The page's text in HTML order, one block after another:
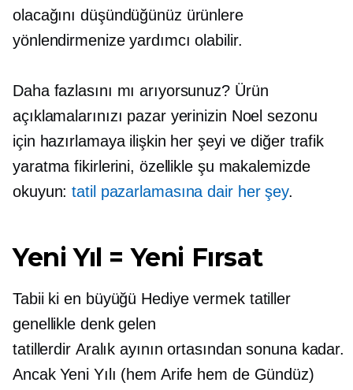
olacağını düşündüğünüz ürünlere
yönlendirmenize yardımcı olabilir.
Daha fazlasını mı arıyorsunuz? Ürün
açıklamalarınızı pazar yerinizin Noel sezonu
için hazırlamaya ilişkin her şeyi ve diğer trafik
yaratma fikirlerini, özellikle şu makalemizde
okuyun:tatil pazarlamasına dair her şey.
Yeni Yıl = Yeni Fırsat
Tabii ki en büyüğü Hediye vermektatiller
genellikle denk gelen
tatillerdir Aralık ayının ortasından sonuna kadar.
Ancak Yeni Yılı (hem Arife hem de Gündüz)